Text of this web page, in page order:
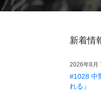
新着情
2026年8月
#1028 中
れる』